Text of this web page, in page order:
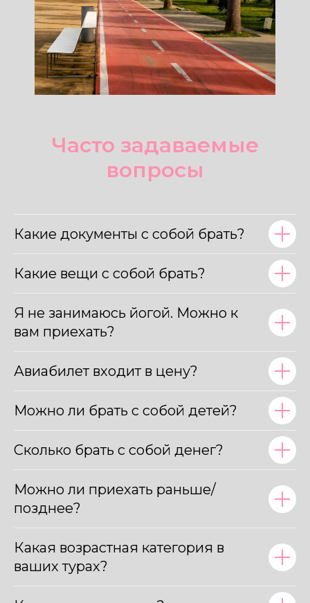
Часто задаваемые
вопросы
Какие документы с собой брать?
Какие вещи с собой брать?
Я не занимаюсь йогой. Можно к
вам приехать?
Авиабилет входит в цену?
Можно ли брать с собой детей?
Сколько брать с собой денег?
Можно ли приехать раньше/
позднее?
Какая возрастная категория в
ваших турах?